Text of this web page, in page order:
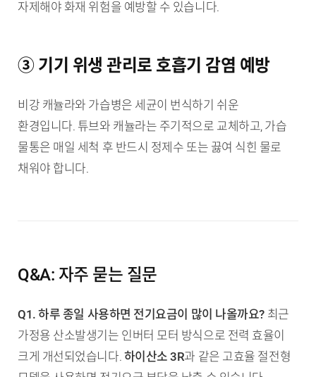
자제해야 화재 위험을 예방할 수 있습니다.
③ 기기 위생 관리로 호흡기 감염 예방
비강 캐뉼라와 가습병은 세균이 번식하기 쉬운
환경입니다. 튜브와 캐뉼라는 주기적으로 교체하고, 가습
물통은 매일 세척 후 반드시 정제수 또는 끓여 식힌 물로
채워야 합니다.
Q&A: 자주 묻는 질문
Q1. 하루 종일 사용하면 전기요금이 많이 나올까요?최근
가정용 산소발생기는 인버터 모터 방식으로 전력 효율이
크게 개선되었습니다. 하이산소 3R과 같은 고효율 절전형